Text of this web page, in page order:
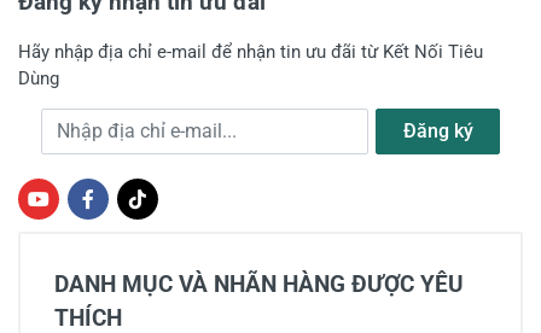
Hãy nhập địa chỉ e-mail để nhận tin ưu đãi từ Kết Nối Tiêu
Dùng
Địa chỉ e-mail Đăng ký
DANH MỤC VÀ NHÃN HÀNG ĐƯỢC YÊU
THÍCH